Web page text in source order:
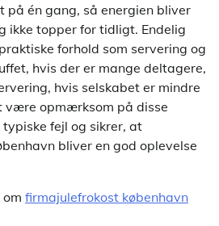
på én gang, så energien bliver
ikke topper for tidligt. Endelig
forhold som servering og
hvis der er mange deltagere,
hvis selskabet er mindre
være opmærksom på disse
fejl og sikrer, at
bliver en god oplevelse
firmajulefrokost københavn